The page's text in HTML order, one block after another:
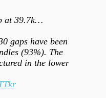
at 39.7k…
gaps have been
(93%). The
in the lower